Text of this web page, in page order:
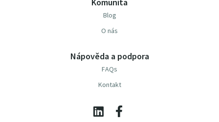
Komunita
Blog
O nás
Nápověda a podpora
FAQs
Kontakt